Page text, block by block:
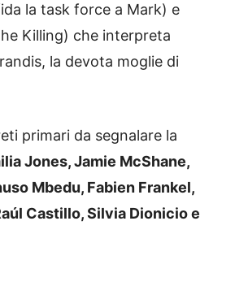
la task force a Mark) e
Killing) che interpreta
la devota moglie di
primari da segnalare la
Jones, Jamie McShane,
Mbedu, Fabien Frankel,
Castillo, Silvia Dionicio e